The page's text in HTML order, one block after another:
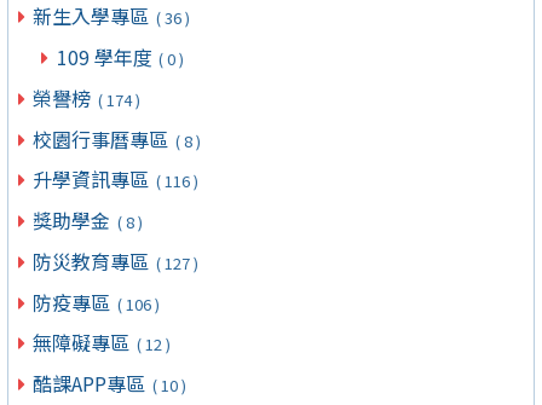
新生入學專區 ( 36 )
109 學年度 ( 0 )
榮譽榜 ( 174 )
校園行事曆專區 ( 8 )
升學資訊專區 ( 116 )
獎助學金 ( 8 )
防災教育專區 ( 127 )
防疫專區 ( 106 )
無障礙專區 ( 12 )
酷課APP專區 ( 10 )